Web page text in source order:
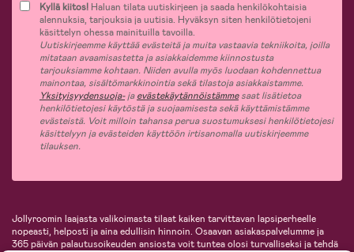
Kyllä kiitos! Haluan tilata uutiskirjeen ja saada henkilökohtaisia
alennuksia, tarjouksia ja uutisia. Hyväksyn siten henkilötietojeni
käsittelyn ohessa mainituilla tavoilla.
Uutiskirjeemme käyttää evästeitä ja muita vastaavia tekniikoita, joilla
mitataan avaamisastetta ja asiakkaidemme kiinnostusta
tarjouksiamme kohtaan. Niiden avulla myös luodaan kohdennettua
mainontaa, sisältömarkkinointia sekä tilastoja asiakkaistamme.
Yksityisyydensuoja-jaevästekäytännöistämmesaat lisätietoa
henkilötietojesi käytöstä ja suojaamisesta sekä käyttämistämme
evästeistä. Voit milloin tahansa perua suostumuksesi henkilötietojesi
käsittelyyn ja evästeiden käyttöön irtisanomalla uutiskirjeemme
tilauksen.
Jollyroomin laajasta valikoimasta tilaat kaiken tarvittavan lapsiperheelle
nopeasti, helposti ja aina edullisin hinnoin. Osaavan asiakaspalvelumme ja
365 päivän palautusoikeuden ansiosta voit tuntea olosi turvalliseksi ja tehdä